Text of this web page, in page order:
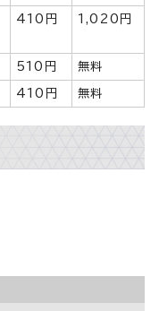
410円 1,020円
510円 無料
410円 無料